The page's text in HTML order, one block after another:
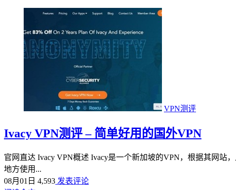
VPN测评
Ivacy VPN测评 – 简单好用的国外VPN
官网直达 Ivacy VPN概述 Ivacy是一个新加坡的VPN，根据其网站
地方使用...
08月01日 4,593 发表评论